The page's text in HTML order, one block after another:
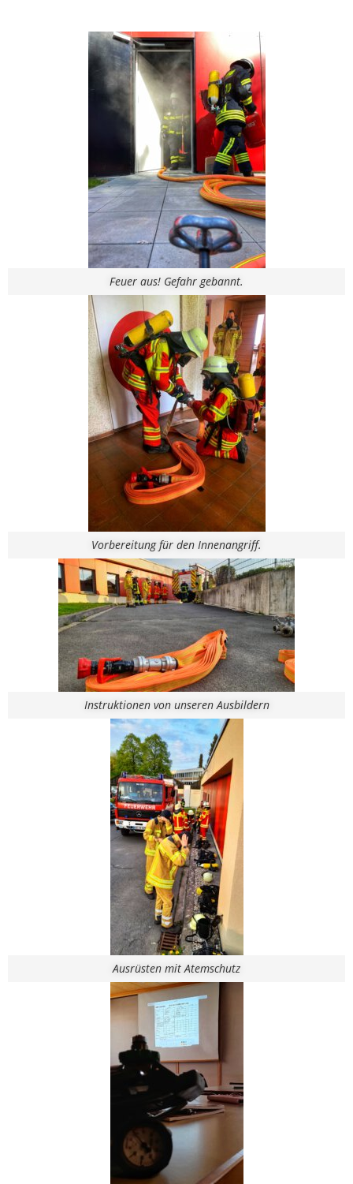
Feuer aus! Gefahr gebannt.
Vorbereitung für den Innenangriff.
Instruktionen von unseren Ausbildern
Ausrüsten mit Atemschutz